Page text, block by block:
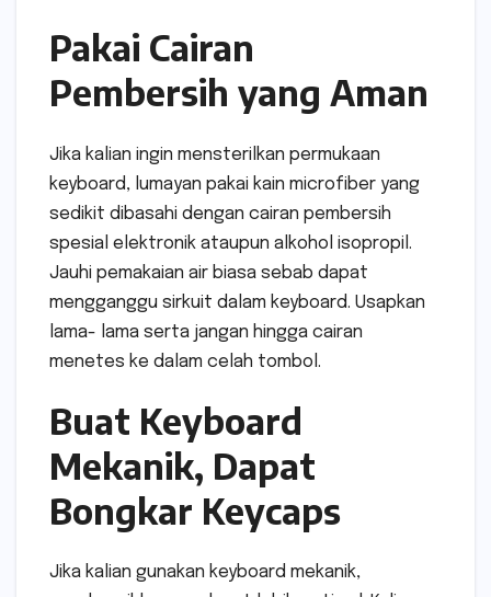
Pakai Cairan
Pembersih yang Aman
Jika kalian ingin mensterilkan permukaan
keyboard, lumayan pakai kain microfiber yang
sedikit dibasahi dengan cairan pembersih
spesial elektronik ataupun alkohol isopropil.
Jauhi pemakaian air biasa sebab dapat
mengganggu sirkuit dalam keyboard. Usapkan
lama- lama serta jangan hingga cairan
menetes ke dalam celah tombol.
Buat Keyboard
Mekanik, Dapat
Bongkar Keycaps
Jika kalian gunakan keyboard mekanik,